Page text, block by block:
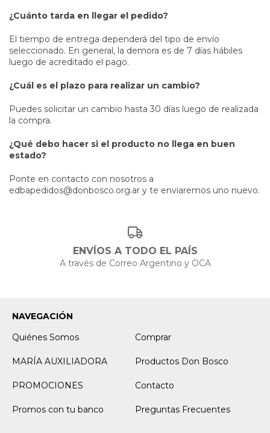
¿Cuánto tarda en llegar el pedido?
El tiempo de entrega dependerá del tipo de envío
seleccionado. En general, la demora es de 7 días hábiles
luego de acreditado el pago.
¿Cuál es el plazo para realizar un cambio?
Puedes solicitar un cambio hasta 30 días luego de realizada
la compra.
¿Qué debo hacer si el producto no llega en buen
estado?
Ponte en contacto con nosotros a
edbapedidos@donbosco.org.ar y te enviaremos uno nuevo.
ENVÍOS A TODO EL PAÍS
A través de Correo Argentino y OCA
NAVEGACIÓN
Quiénes Somos
Comprar
MARÍA AUXILIADORA Productos Don Bosco
PROMOCIONES Contacto
Promos con tu banco Preguntas Frecuentes